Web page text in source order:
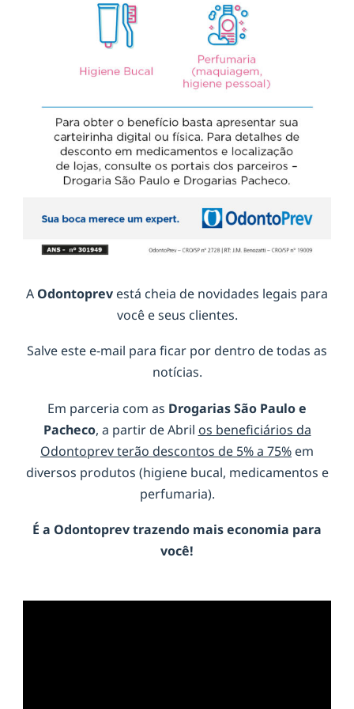
A Odontoprev está cheia de novidades legais para
você e seus clientes.
Salve este e-mail para ficar por dentro de todas as
notícias.
Em parceria com as Drogarias São Paulo e
Pacheco, a partir de Abril os beneficiários da
Odontoprev terão descontos de 5% a 75% em
diversos produtos (higiene bucal, medicamentos e
perfumaria).
É a Odontoprevtrazendo mais economia para
você!